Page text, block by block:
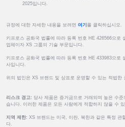
2025입니다.
규정에 대한 자세한 내용을 보려면 여기 를 클릭하십시오.
키프로스 공화국 법률에 따라 등록 번호 HE 426566으로
업체이자 XS 그룹의 기술 부문입니다.
키프로스 공화국 법률에 따라 등록 번호 HE 433983으로
사입니다.
위의 법인은 XS 브랜드 및 상표로 운영할 수 있는 적법한
리스크 경고: 당사 제품은 증거금으로 거래되며 높은 수
습니다. 이러한 제품은 모든 사람에게 적합하지 않을 수
지역 제한: XS 브랜드는 미국, 이란, 북한과 같은 특정 관
다.